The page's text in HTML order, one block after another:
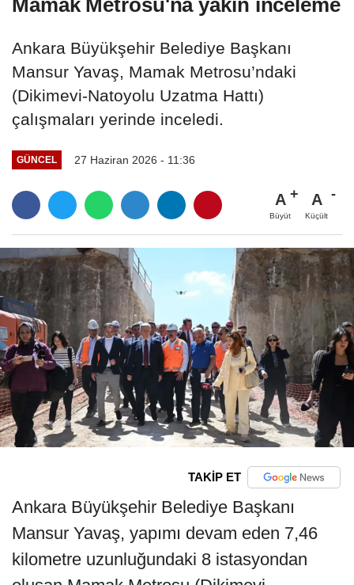
Ankara Büyükşehir Belediye Başkanı
Mansur Yavaş, Mamak Metrosu’ndaki
(Dikimevi-Natoyolu Uzatma Hattı)
çalışmaları yerinde inceledi.
GÜNCEL 27 Haziran 2026 - 11:36
A
Büyüt
A
Küçült
TAKİP ET
Ankara Büyükşehir Belediye Başkanı
Mansur Yavaş, yapımı devam eden 7,46
kilometre uzunluğundaki 8 istasyondan